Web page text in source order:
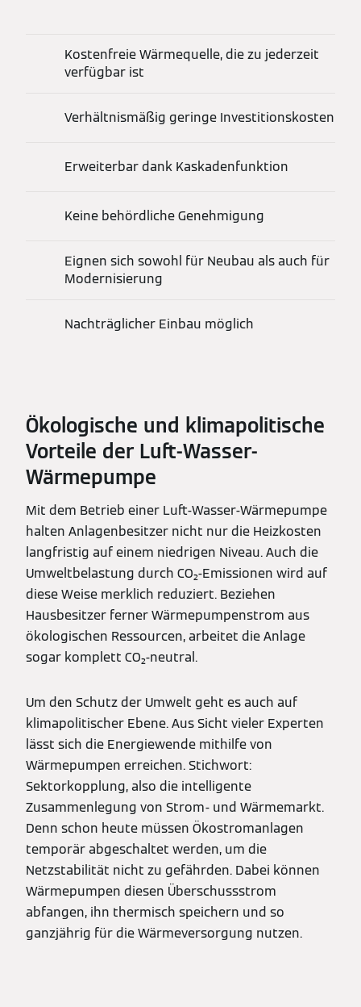
Kostenfreie Wärmequelle, die zu jederzeit
verfügbar ist
Verhältnismäßig geringe Investitionskosten
Erweiterbar dank Kaskadenfunktion
Keine behördliche Genehmigung
Eignen sich sowohl für Neubau als auch für
Modernisierung
Nachträglicher Einbau möglich
Ökologische und klimapolitische
Vorteile der Luft-Wasser-
Wärmepumpe
Mit dem Betrieb einer Luft-Wasser-Wärmepumpe
halten Anlagenbesitzer nicht nur die Heizkosten
langfristig auf einem niedrigen Niveau. Auch die
Umweltbelastung durch CO₂-Emissionen wird auf
diese Weise merklich reduziert. Beziehen
Hausbesitzer ferner Wärmepumpenstrom aus
ökologischen Ressourcen, arbeitet die Anlage
sogar komplett CO₂-neutral.
Um den Schutz der Umwelt geht es auch auf
klimapolitischer Ebene. Aus Sicht vieler Experten
lässt sich die Energiewende mithilfe von
Wärmepumpen erreichen. Stichwort:
Sektorkopplung, also die intelligente
Zusammenlegung von Strom- und Wärmemarkt.
Denn schon heute müssen Ökostromanlagen
temporär abgeschaltet werden, um die
Netzstabilität nicht zu gefährden. Dabei können
Wärmepumpen diesen Überschussstrom
abfangen, ihn thermisch speichern und so
ganzjährig für die Wärmeversorgung nutzen.